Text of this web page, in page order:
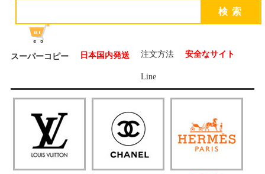
スーパーコピー 日本国内発送 注文方法 安全なサイト
Line